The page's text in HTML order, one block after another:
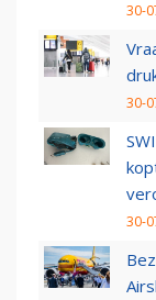
30-
30-
30-